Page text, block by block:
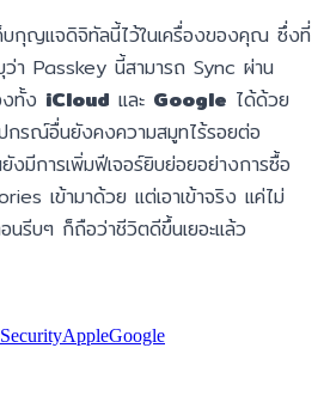
ก็บกุญแจดิจิทัลนี้ไว้ในเครื่องของคุณ ซึ่งที่
า Passkey นี้สามารถ Sync ผ่าน
ทั้ง iCloud และ Google ได้ด้วย
กรณ์อื่นยังคงความสมูทไร้รอยต่อ
งมีการเพิ่มฟีเจอร์ยิบย่อยอย่างการซื้อ
เข้ามาด้วย แต่เอาเข้าจริง แค่ไม่
รีบๆ ก็ถือว่าชีวิตดีขึ้นเยอะแล้ว
SecurityAppleGoogle